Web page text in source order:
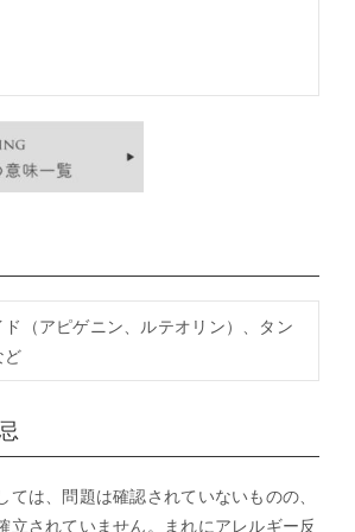
（アピゲニン、ルテオリン）、タン
ど
ては、問題は確認されていないものの、
立されていません。まれにアレルギー反